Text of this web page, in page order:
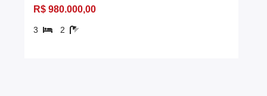
R$ 980.000,00
3 2